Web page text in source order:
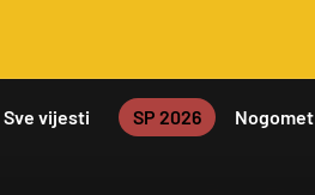
Sve vijesti SP 2026 Nogomet